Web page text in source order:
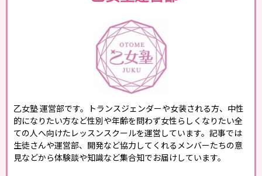
乙女塾 運営部です。トランスジェンダーや女装される方、中性
的になりたい方など性別や年齢を問わず女性らしくなりたい全
ての人へ向けたレッスンスクールを運営しています。記事では
生徒さんや運営部、開発など協力してくれるメンバーたちの意
見などから体験談や知識など集合知でお届けしています。